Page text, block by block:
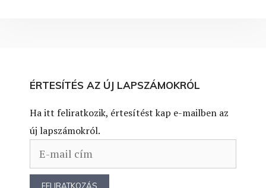
ÉRTESÍTÉS AZ ÚJ LAPSZÁMOKRÓL
Ha itt feliratkozik, értesítést kap e-mailben az
új lapszámokról.